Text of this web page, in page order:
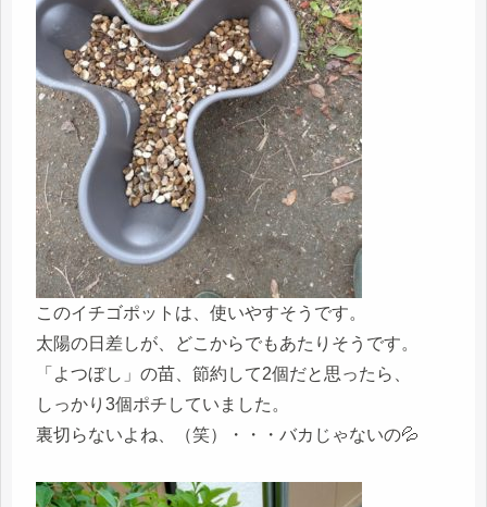
このイチゴポットは、使いやすそうです。
太陽の日差しが、どこからでもあたりそうです。
「よつぼし」の苗、節約して2個だと思ったら、
しっかり3個ポチしていました。
裏切らないよね、（笑）・・・バカじゃないの💦